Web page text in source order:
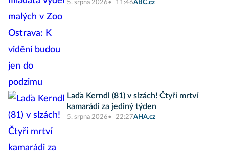
5. srpna 2026 11:46ABC.cz
Laďa Kerndl (81) v slzách! Čtyři mrtví
kamarádi za jediný týden
5. srpna 2026 22:27AHA.cz